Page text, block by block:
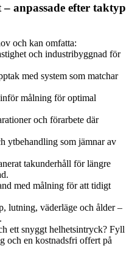
anpassade efter taktyp
och kan omfatta:
och industribyggnad för
med system som matchar
målning för optimal
och förarbete där
ytbehandling som jämnar av
takunderhåll för längre
med målning för att tidigt
lutning, väderläge och ålder –
ett snyggt helhetsintryck? Fyll
och en kostnadsfri offert på